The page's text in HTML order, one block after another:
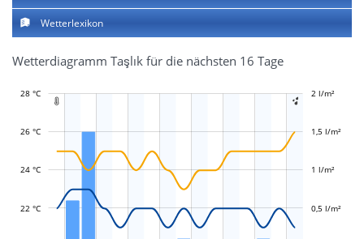
Wetterlexikon
Wetterdiagramm Taşlık für die nächsten 16 Tage
 
22 °C
24 °C
26 °C
28 °C
L
-0,4 l/m²
-0,2 l/m²
0,2 l/m²
0,4 l/m²
2,5 l/m²
2 l/m²
1 l/m²
1,5 l/m²
0,5 l/m²
-0,5 l/m²
-1 l/m²